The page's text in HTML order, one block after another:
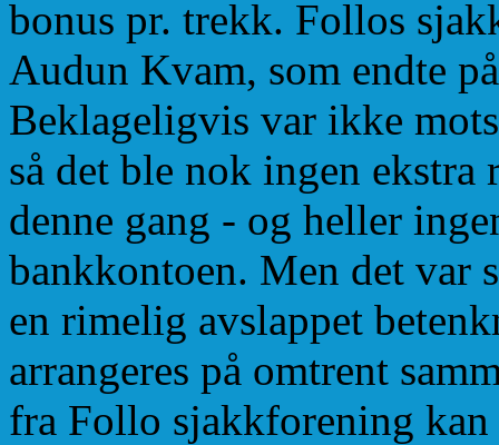
bonus pr. trekk. Follos
Audun Kvam, som endte
Beklageligvis var ikke
så det ble nok ingen
denne gang - og heller
bankkontoen. Men det var
en rimelig avslappet
arrangeres på omtrent
fra Follo sjakkforening